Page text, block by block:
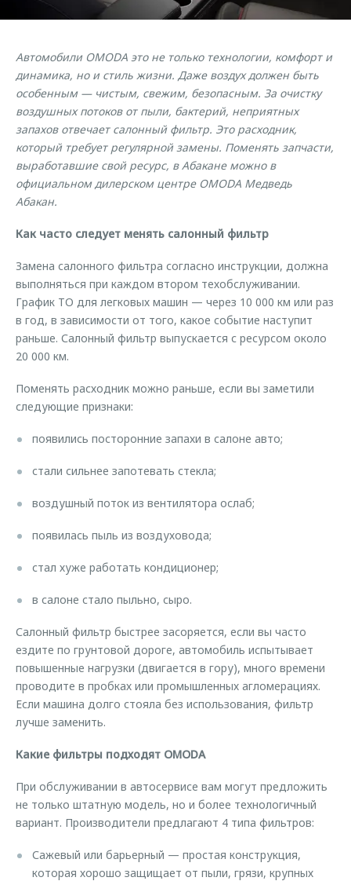
Аксессуары
Одежда и сувениры
Оригинальные аксессуары
Запчасти
Трейд-ин
Калькулятор трейд-ин
Руководства по эксплуатации
O&J Автоклуб
Клуб владельцев OMODA
Приложение O&J
Аксессуары
Одежда и сувениры
Оригинальные аксессуары
Запчасти
Обратная связь
Автомобили OMODA это не только технологии, комфорт и
динамика, но и стиль жизни. Даже воздух должен быть
особенным — чистым, свежим, безопасным. За очистку
воздушных потоков от пыли, бактерий, неприятных
запахов отвечает салонный фильтр. Это расходник,
который требует регулярной замены. Поменять запчасти,
выработавшие свой ресурс, в Абакане можно в
официальном дилерском центре OMODA Медведь
Абакан.
Как часто следует менять салонный фильтр
Замена салонного фильтра согласно инструкции, должна
выполняться при каждом втором техобслуживании.
График ТО для легковых машин — через 10 000 км или раз
в год, в зависимости от того, какое событие наступит
раньше. Салонный фильтр выпускается с ресурсом около
20 000 км.
Поменять расходник можно раньше, если вы заметили
следующие признаки:
появились посторонние запахи в салоне авто;
стали сильнее запотевать стекла;
воздушный поток из вентилятора ослаб;
появилась пыль из воздуховода;
стал хуже работать кондиционер;
в салоне стало пыльно, сыро.
Салонный фильтр быстрее засоряется, если вы часто
ездите по грунтовой дороге, автомобиль испытывает
повышенные нагрузки (двигается в гору), много времени
проводите в пробках или промышленных агломерациях.
Если машина долго стояла без использования, фильтр
лучше заменить.
Какие фильтры подходят OMODA
При обслуживании в автосервисе вам могут предложить
не только штатную модель, но и более технологичный
вариант. Производители предлагают 4 типа фильтров:
Сажевый или барьерный — простая конструкция,
которая хорошо защищает от пыли, грязи, крупных